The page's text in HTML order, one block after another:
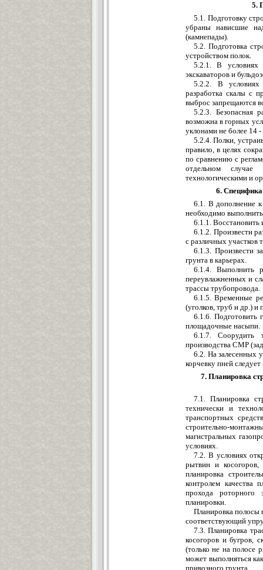
5.
5.1. Подготовку
убраны нависшие
(камнепады).
5.2. Подготовка
устройством полок.
5.2.1. В условиях
экскаваторов и
5.2.2. В условиях
разработка скалы с
выброс запрещаются
5.2.3. Безопасная
возможна в горных
уклонами не более 14
5.2.4. Полки,
правило, в целях
по сравнению с
отдельном случае
технологическими и
6. Специфика
6.1. В дополнение к
необходимо
6.1.1. Восстановить
6.1.2. Произвести
с различных участков
6.1.3. Произвести
грунта в карьерах.
6.1.4. Выполнить
переувлажненных и
трассы трубопровода.
6.1.5. Временные
(уголков, труб и др.) и
6.1.6. Подготовить
площадочные насыпи.
6.1.7. Соорудить
производства СМР
6.2. На залесенных
корчевку пней
7. Планировка
7.1. Планировка
технически и
транспортных
строительно-
магистральных
условиях.
7.2. В условиях
рытвин и
планировка
контролем
прохода роторного
планировки.
Планировка полосы
соответствующий
7.3. Планировка
косогоров и бугров,
(только не на полосе
может выполняться
привозного грунта.